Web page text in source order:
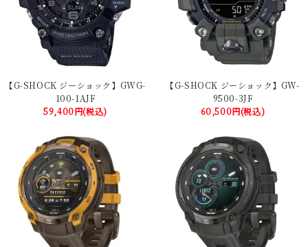
【G-SHOCK ジーショック】GWG-
100-1AJF
59,400円(税込)
【G-SHOCK ジーショック】GW-
9500-3JF
60,500円(税込)